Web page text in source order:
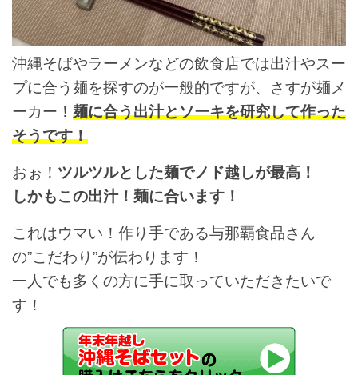
沖縄そばやラーメンなどの飲食店では出汁やスー
プに合う麺を探すのが一般的ですが、さすが麺メ
ーカー！ 麺に合う出汁とソーキを研究して作った
そうです！
おぉ！ ツルツルとした麺でノド越しが最高！
しかもこの出汁！麺に合います！
これはウマい！作り手である与那覇食品さん
の”こだわり”が伝わります！
一人でも多くの方に手に取っていただきたいで
す！